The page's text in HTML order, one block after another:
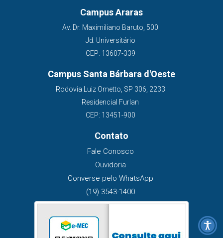
Campus Araras
Av. Dr. Maximiliano Baruto, 500
Jd. Universitário
CEP: 13607-339
Campus Santa Bárbara d'Oeste
Rodovia Luiz Ometto, SP 306, 2233
Residencial Furlan
CEP: 13451-900
Contato
Fale Conosco
Ouvidoria
Converse pelo WhatsApp
(19) 3543-1400